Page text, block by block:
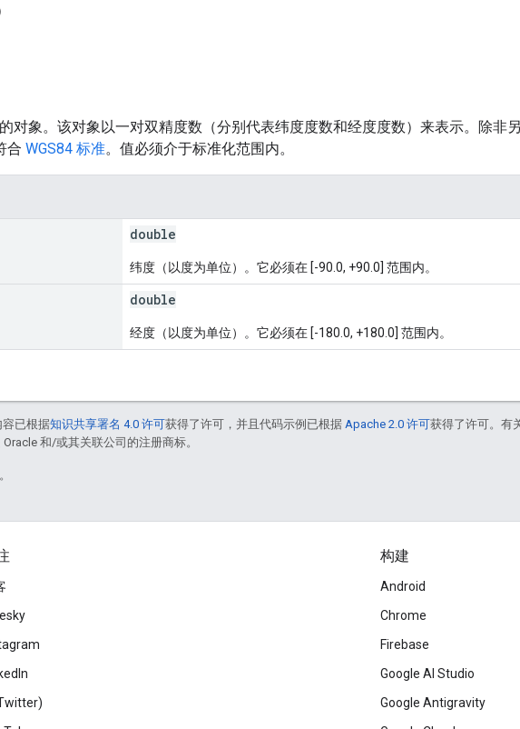
对象。该对象以一对双精度数（分别代表纬度度数和经度度数）来表示。除非
合 WGS84 标准。值必须介于标准化范围内。
double
纬度（以度为单位）。它必须在 [-90.0, +90.0] 范围内。
double
经度（以度为单位）。它必须在 [-180.0, +180.0] 范围内。
已根据知识共享署名 4.0 许可获得了许可，并且代码示例已根据 Apache 2.0 许可获得了许可。有
Oracle 和/或其关联公司的注册商标。
构建
Android
Chrome
Firebase
Google AI Studio
Google Antigravity